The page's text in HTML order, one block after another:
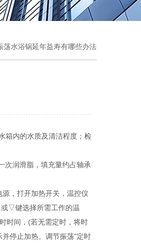
荡水浴锅延年益寿有哪些办法
内的水质及清洁程度；检
润滑脂，填充量约占轴承
，打开加热开关，温控仪
▽键选择所需工作的温
时间，(若无需定时，将时
停止加热。调节振荡"定时